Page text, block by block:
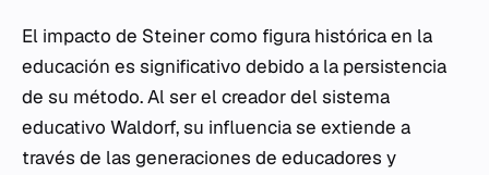
El impacto de Steiner como figura histórica en la
educación es significativo debido a la persistencia
de su método. Al ser el creador del sistema
educativo Waldorf, su influencia se extiende a
través de las generaciones de educadores y